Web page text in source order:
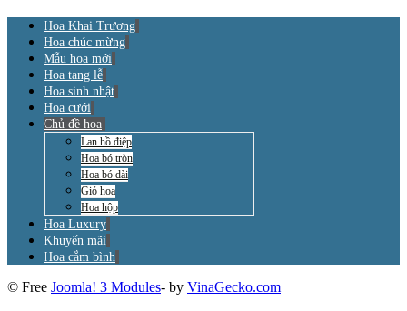
Hoa Khai Trương
Hoa chúc mừng
Mẫu hoa mới
Hoa tang lễ
Hoa sinh nhật
Hoa cưới
Chủ đề hoa
Lan hồ điệp
Hoa bó tròn
Hoa bó dài
Giỏ hoa
Hoa hộp
Hoa Luxury
Khuyến mãi
Hoa cắm bình
© Free Joomla! 3 Modules- by VinaGecko.com